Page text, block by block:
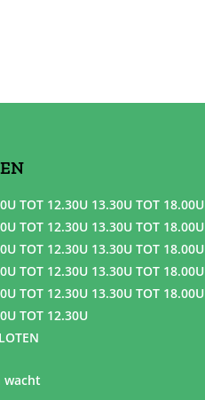
TOT 12.30U 13.30U TOT 18.00U
TOT 12.30U 13.30U TOT 18.00U
TOT 12.30U 13.30U TOT 18.00U
TOT 12.30U 13.30U TOT 18.00U
TOT 12.30U 13.30U TOT 18.00U
TOT 12.30U
wacht